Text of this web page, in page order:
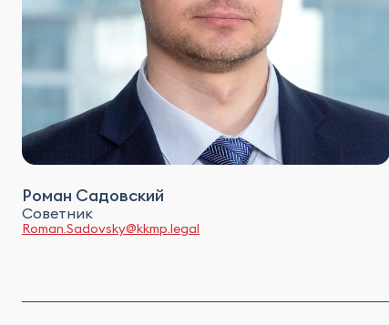
Роман Садовский
Советник
Roman.Sadovsky@kkmp.legal